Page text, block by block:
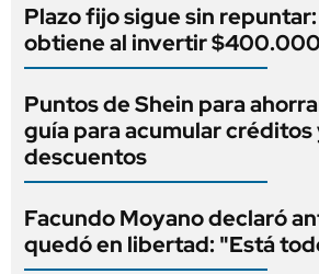
Plazo fijo sigue sin
obtiene al invertir $400.000
Puntos de Shein para
guía para acumular
descuentos
Facundo Moyano declaró
quedó en libertad: "Está